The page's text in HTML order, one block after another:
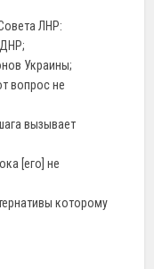
ЛНР:
Украины;
вопрос не
вызывает
[его] не
которому